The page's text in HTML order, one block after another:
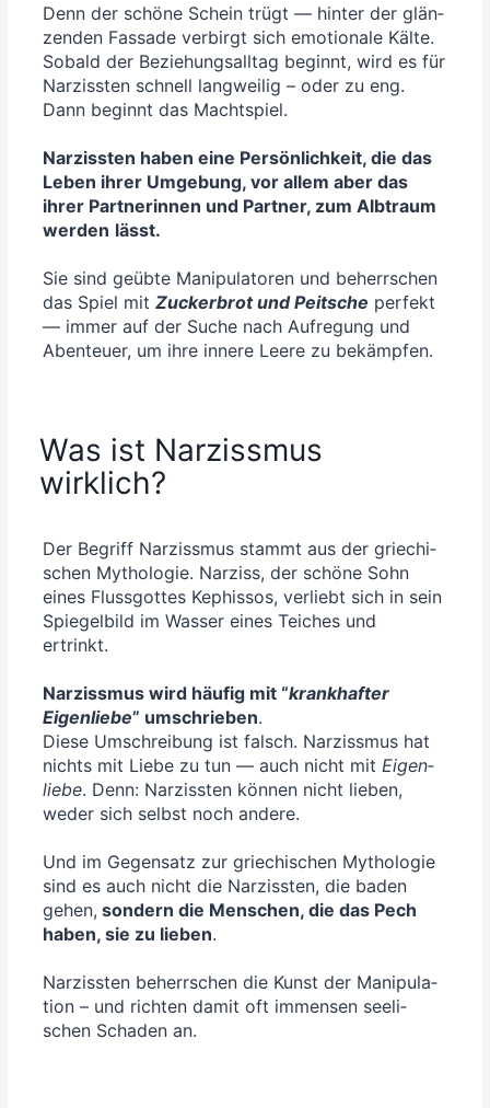
Denn der schö­ne Schein trügt — hin­ter der glän­
zen­den Fas­sa­de ver­birgt sich emo­tio­na­le Käl­te.
Sobald der Bezie­hungs­all­tag beginnt, wird es für
Nar­ziss­ten schnell lang­wei­lig – oder zu eng.
Dann beginnt das Macht­spiel.
Nar­ziss­ten haben eine Per­sön­lich­keit, die das
Leben ihrer Umge­bung, vor allem aber das
ihrer Part­ne­rin­nen und Part­ner, zum Alb­traum
wer­den lässt.
Sie sind geüb­te Mani­pu­la­to­ren und beherr­schen
das Spiel mitZucker­brot und Peit­sche per­fekt
— immer auf der Suche nach Auf­re­gung und
Aben­teu­er, um ihre inne­re Lee­re zu bekämpfen.
Was ist Narzissmus
wirklich?
Der Begriff Nar­ziss­mus stammt aus der grie­chi­
schen Mytho­lo­gie. Nar­ziss, der schö­ne Sohn
eines Fluss­got­tes Kephis­sos, ver­liebt sich in sein
Spie­gel­bild im Was­ser eines Tei­ches und
ertrinkt.
Nar­ziss­mus wird häu­fig mit “krank­haf­ter
Eigen­lie­be” umschrie­ben.
Die­se Umschrei­bung ist falsch. Nar­ziss­mus hat
nichts mit Lie­be zu tun — auch nicht mit Eigen­
lie­be. Denn: Nar­ziss­ten kön­nen nicht lie­ben,
weder sich selbst noch ande­re.
Und im Gegen­satz zur grie­chi­schen Mytho­lo­gie
sind es auch nicht die Nar­ziss­ten, die baden
gehen, son­dern die Men­schen, die das Pech
haben, sie zu lie­ben.
Nar­ziss­ten beherr­schen die Kunst der Mani­pu­la­
ti­on – und rich­ten damit oft immensen see­li­
schen Scha­den an.